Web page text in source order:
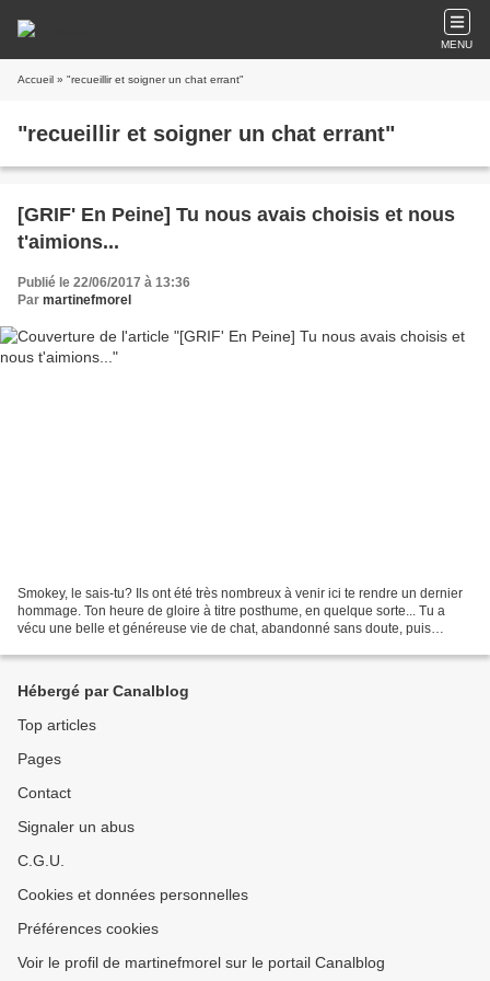
MENU
Accueil » "recueillir et soigner un chat errant"
"recueillir et soigner un chat errant"
[GRIF' En Peine] Tu nous avais choisis et nous
t'aimions...
Publié le 22/06/2017 à 13:36
Par martinefmorel
Smokey, le sais-tu? Ils ont été très nombreux à venir ici te rendre un dernier
hommage. Ton heure de gloire à titre posthume, en quelque sorte... Tu a
vécu une belle et généreuse vie de chat, abandonné sans doute, puis
Hébergé par Canalblog
Top articles
Pages
Contact
Signaler un abus
C.G.U.
Cookies et données personnelles
Préférences cookies
Voir le profil de martinefmorel sur le portail Canalblog